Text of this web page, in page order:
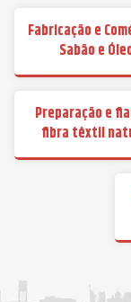
Fabricação e
Sabão e
Preparação e
fibra têxtil